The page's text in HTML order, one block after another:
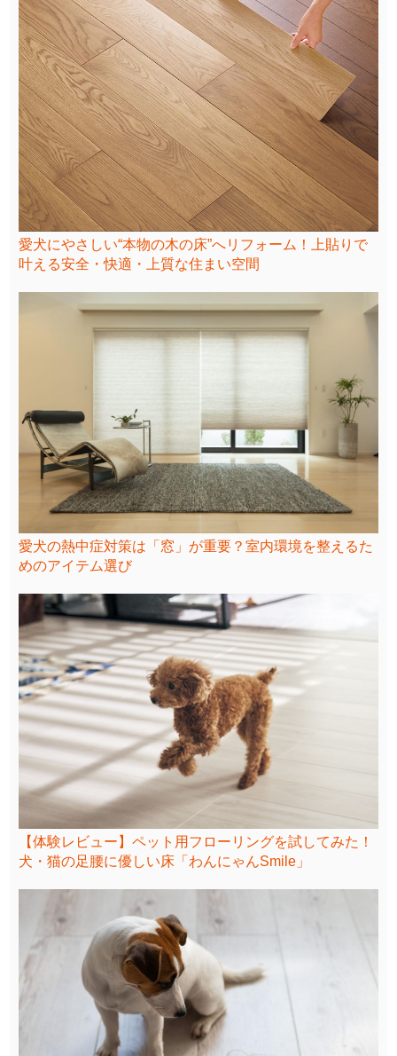
愛犬にやさしい“本物の木の床”へリフォーム！上貼りで
叶える安全・快適・上質な住まい空間
愛犬の熱中症対策は「窓」が重要？室内環境を整えるた
めのアイテム選び
【体験レビュー】ペット用フローリングを試してみた！
犬・猫の足腰に優しい床「わんにゃんSmile」